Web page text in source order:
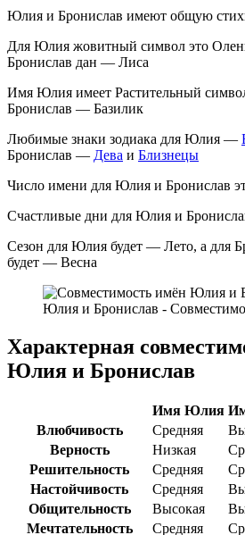
Юлия и Бронислав имеют общую
Для Юлия жовитный символ это
Бронислав дан — Лиса
Имя Юлия имеет Растительный
Бронислав — Базилик
Любимые знаки зодиака для Юлия —
Бронислав — Дева и Близнецы
Число имени для Юлия и Бронислав
Счастливые дни для Юлия и
Сезон для Юлия будет — Лето, а для
будет — Весна
Юлия и Бронислав -
Характерная
Юлия и Бронислав
Имя Юлия
Влюбчивость
Средняя
Верность
Низкая
Решительность
Средняя
Настойчивость
Средняя
Общительность
Высокая
Мечтательность
Средняя